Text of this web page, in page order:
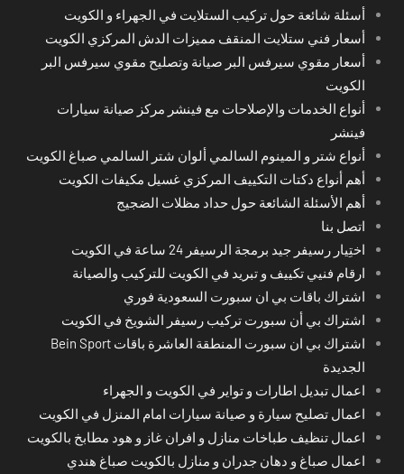
أسئلة شائعة حول تركيب الستلايت في الجهراء و الكويت
أسعار فني ستلايت المنقف مميزات الدش المركزي الكويت
أسعار مقوي سيرفس البر صيانة وتصليح مقوي سيرفس البر
الكويت
أنواع الخدمات والإصلاحات مع فينشر مركز صيانة سيارات
فينشر
أنواع شتر و المينوم السالمي ألوان شتر السالمي صباغ الكويت
أهم أنواع دكتات التكييف المركزي غسيل مكيفات الكويت
أهم الأسئلة الشائعة حول حداد مظلات الضجيج
اتصل بنا
اختِيار رسيفر جيد برمجة الرسيفر 24 ساعة في الكويت
ارقام فنيي تكييف و تبريد في الكويت للتركيب والصيانة
اشتراك باقات بي ان سبورت السعودية فوري
اشتراك بي أن سبورت تركيب رسيفر الشويخ في الكويت
اشتراك بي ان سبورت المنطقة العاشرة باقات Bein Sport
الجديدة
اعمال تبديل اطارات و تواير في الكويت و الجهراء
اعمال تصليح سيارة و صيانة سيارات امام المنزل في الكويت
اعمال تنظيف طباخات منازل و افران غاز و هود مطابخ بالكويت
اعمال صباغ و دهان جدران و منازل بالكويت صباغ هندي